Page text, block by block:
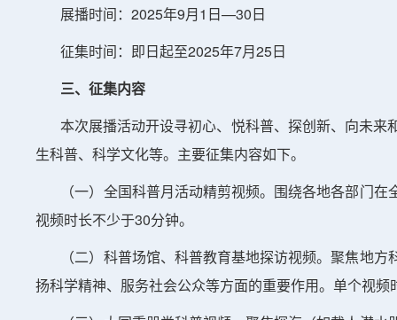
展播时间：2025年9月1日—30日
征集时间：即日起至2025年7月25日
三、征集内容
本次展播活动开设寻初心、悦科普、探创新、向未来
生科普、科学文化等。主要征集内容如下。
（一）全国科普月活动精剪视频。围绕各地各部门在
视频时长不少于30分钟。
（二）科普场馆、科普教育基地探访视频。聚焦地方
扬科学精神、服务社会公众等方面的重要作用。单个视频